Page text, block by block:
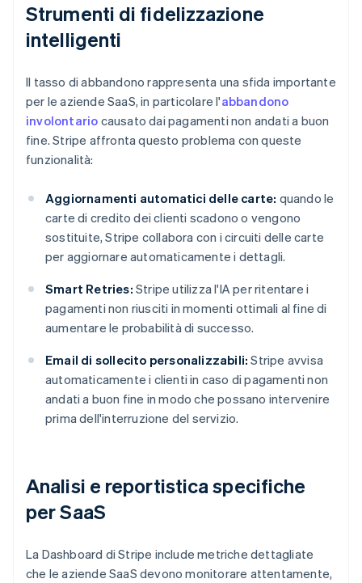
Strumenti di fidelizzazione
intelligenti
Il tasso di abbandono rappresenta una sfida importante
per le aziende SaaS, in particolare l'abbandono
involontario causato dai pagamenti non andati a buon
fine. Stripe affronta questo problema con queste
funzionalità:
Aggiornamenti automatici delle carte: quando le
carte di credito dei clienti scadono o vengono
sostituite, Stripe collabora con i circuiti delle carte
per aggiornare automaticamente i dettagli.
Smart Retries: Stripe utilizza l'IA per ritentare i
pagamenti non riusciti in momenti ottimali al fine di
aumentare le probabilità di successo.
Email di sollecito personalizzabili: Stripe avvisa
automaticamente i clienti in caso di pagamenti non
andati a buon fine in modo che possano intervenire
prima dell'interruzione del servizio.
Analisi e reportistica specifiche
per SaaS
La Dashboard di Stripe include metriche dettagliate
che le aziende SaaS devono monitorare attentamente,